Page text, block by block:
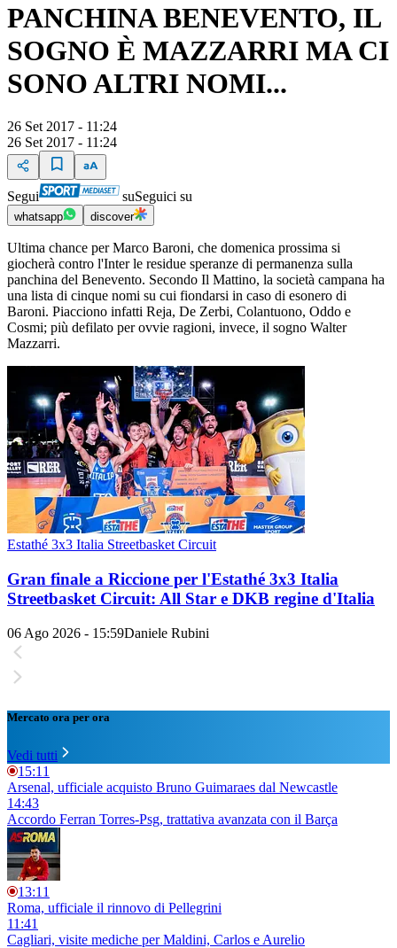
PANCHINA BENEVENTO, IL
SOGNO È MAZZARRI MA CI
SONO ALTRI NOMI...
26 Set 2017 - 11:24
26 Set 2017 - 11:24
Segui suSeguici su
whatsapp discover
Ultima chance per Marco Baroni, che domenica prossima si
giocherà contro l'Inter le residue speranze di permanenza sulla
panchina del Benevento. Secondo Il Mattino, la società campana ha
una lista di cinque nomi su cui fiondarsi in caso di esonero di
Baroni. Piacciono infatti Reja, De Zerbi, Colantuono, Oddo e
Cosmi; più defilato per ovvie ragioni, invece, il sogno Walter
Mazzarri.
Estathé 3x3 Italia Streetbasket Circuit
Gran finale a Riccione per l'Estathé 3x3 Italia
Streetbasket Circuit: All Star e DKB regine d'Italia
06 Ago 2026 - 15:59Daniele Rubini
Mercato ora per ora
Vedi tutti
15:11
Arsenal, ufficiale acquisto Bruno Guimaraes dal Newcastle
14:43
Accordo Ferran Torres-Psg, trattativa avanzata con il Barça
13:11
Roma, ufficiale il rinnovo di Pellegrini
11:41
Cagliari, visite mediche per Maldini, Carlos e Aurelio